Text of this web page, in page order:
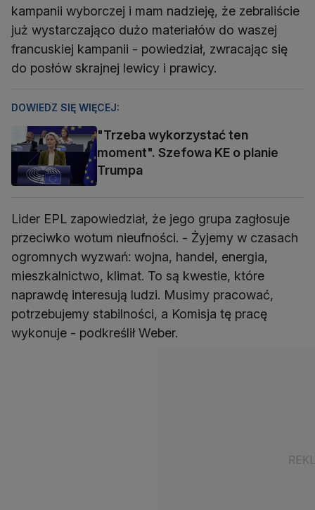
kampanii wyborczej i mam nadzieję, że zebraliście
już wystarczająco dużo materiałów do waszej
francuskiej kampanii - powiedział, zwracając się
do posłów skrajnej lewicy i prawicy.
DOWIEDZ SIĘ WIĘCEJ:
"Trzeba wykorzystać ten
moment". Szefowa KE o planie
Trumpa
Lider EPL zapowiedział, że jego grupa zagłosuje
przeciwko wotum nieufności. - Żyjemy w czasach
ogromnych wyzwań: wojna, handel, energia,
mieszkalnictwo, klimat. To są kwestie, które
naprawdę interesują ludzi. Musimy pracować,
potrzebujemy stabilności, a Komisja tę pracę
wykonuje - podkreślił Weber.